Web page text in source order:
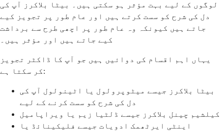
لوگوں کے لیے بہت مؤثر ہو سکتی ہیں۔ بیٹا بلاکرز آپ کی
دل کی شرح کو سست کرتے ہیں اور عام طور پر تجویز کیے
جاتے ہیں کیونکہ وہ عام طور پر اچھی طرح سے برداشت
کیے جاتے ہیں اور مؤثر ہیں۔
یہاں اہم اقسام کی دوائیں ہیں جو آپ کا ڈاکٹر تجویز
کر سکتا ہے:
بیٹا بلاکرز جیسے میٹوپرولول یا اٹینولول آپ کی
دل کی شرح کو سست کرنے کے لیے
کیلشیم چینل بلاکرز جیسے ڈلٹیا زیم یا ویراپامیل
اینٹی ایرٹھمک ادویات جیسے فلیکینائڈ یا